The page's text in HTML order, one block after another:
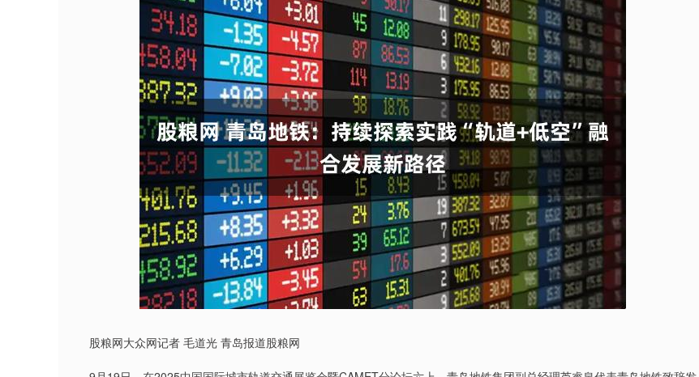
股粮网大众网记者 毛道光 青岛报道股粮网
深证成指 14295.08 184.96 1.31% 沪深300 4689.96 38.65